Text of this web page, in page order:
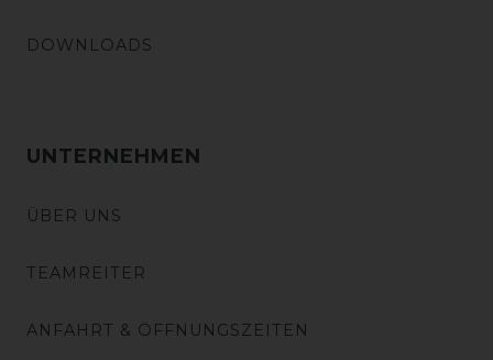
DOWNLOADS
UNTERNEHMEN
ÜBER UNS
TEAMREITER
ANFAHRT & ÖFFNUNGSZEITEN